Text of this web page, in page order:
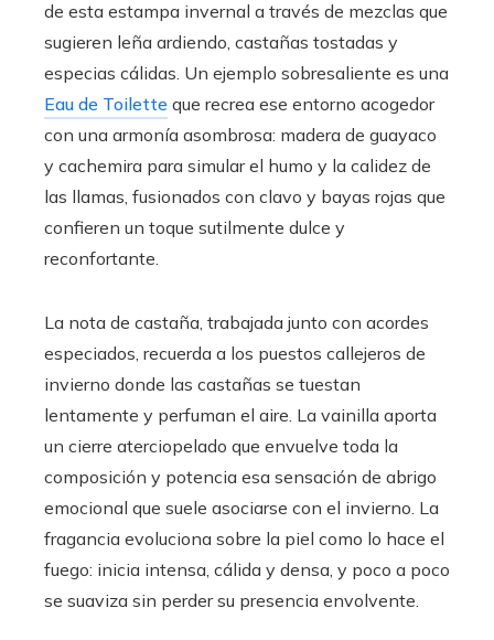
de esta estampa invernal a través de mezclas que
sugieren leña ardiendo, castañas tostadas y
especias cálidas. Un ejemplo sobresaliente es una
Eau de Toilette que recrea ese entorno acogedor
con una armonía asombrosa: madera de guayaco
y cachemira para simular el humo y la calidez de
las llamas, fusionados con clavo y bayas rojas que
confieren un toque sutilmente dulce y
reconfortante.
La nota de castaña, trabajada junto con acordes
especiados, recuerda a los puestos callejeros de
invierno donde las castañas se tuestan
lentamente y perfuman el aire. La vainilla aporta
un cierre aterciopelado que envuelve toda la
composición y potencia esa sensación de abrigo
emocional que suele asociarse con el invierno. La
fragancia evoluciona sobre la piel como lo hace el
fuego: inicia intensa, cálida y densa, y poco a poco
se suaviza sin perder su presencia envolvente.